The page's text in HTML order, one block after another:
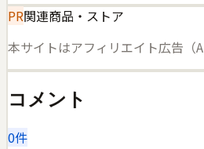
PR関連商品・ストア
本サイトはアフィリエイト広告（
コメント
0件